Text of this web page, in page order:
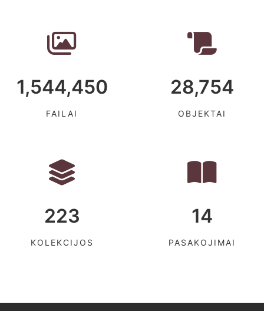
1,544,450
FAILAI
28,754
OBJEKTAI
223
KOLEKCIJOS
14
PASAKOJIMAI